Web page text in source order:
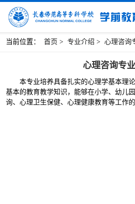
当前位置： 首页 > 专业介绍 > 心理咨询
心理咨询专业
本专业培养具备扎实的心理学基本理
基本的教育教学知识，能够在小学、幼儿
询、心理卫生保健、心理健康教育等工作